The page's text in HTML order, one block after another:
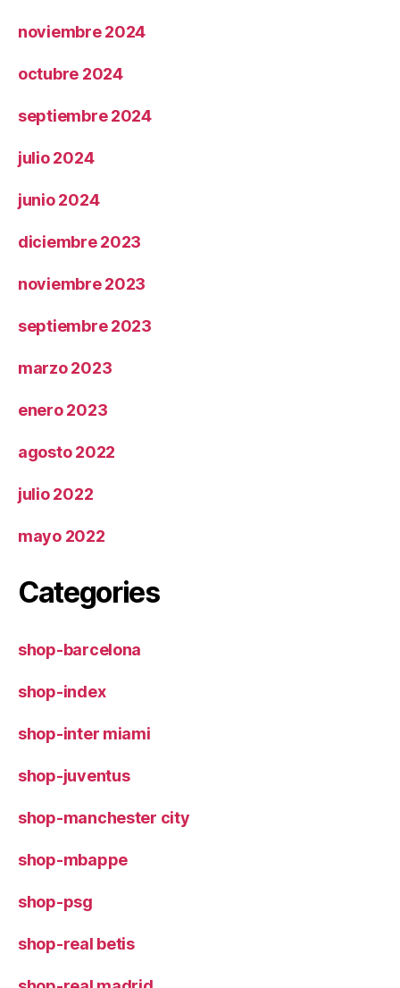
noviembre 2024
octubre 2024
septiembre 2024
julio 2024
junio 2024
diciembre 2023
noviembre 2023
septiembre 2023
marzo 2023
enero 2023
agosto 2022
julio 2022
mayo 2022
Categories
shop-barcelona
shop-index
shop-inter miami
shop-juventus
shop-manchester city
shop-mbappe
shop-psg
shop-real betis